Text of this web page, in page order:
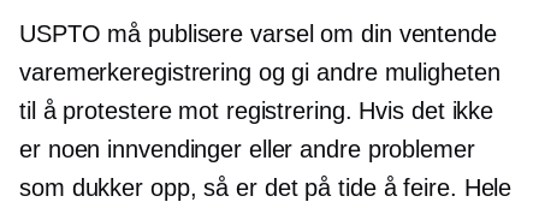
USPTO må publisere varsel om din ventende
varemerkeregistrering og gi andre muligheten
til å protestere mot registrering. Hvis det ikke
er noen innvendinger eller andre problemer
som dukker opp, så er det på tide å feire. Hele